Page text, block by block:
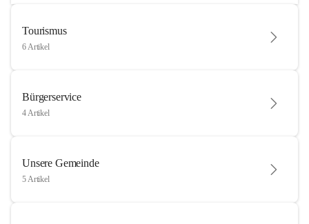
Tourismus
6 Artikel
Bürgerservice
4 Artikel
Unsere Gemeinde
5 Artikel